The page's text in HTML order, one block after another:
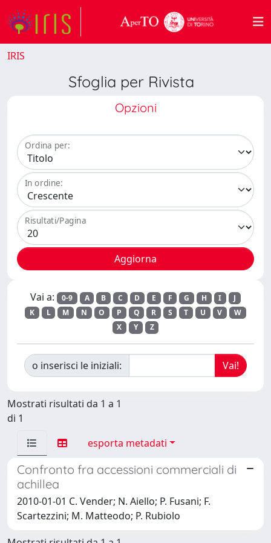
IRIS
Sfoglia per Rivista
Opzioni
Ordina per:
In ordine:
Risultati/Pagina
Vai a: 0-9 A B C D E F G H I
J
K
L M N O P Q R S T U V
W
X
Y Z
o inserisci le iniziali:
Mostrati risultati da 1 a 1
di 1
esporta metadati
Confronto fra accessioni commerciali di
achillea
2010-01-01 C. Vender; N. Aiello; P. Fusani; F.
Scartezzini; M. Matteodo; P. Rubiolo